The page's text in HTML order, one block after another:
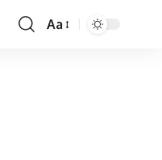
Font
Aa